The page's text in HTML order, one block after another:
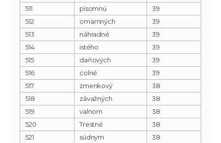
511
písomnú
39
512
omamných
39
513
náhradné
39
514
istého
39
515
daňových
39
516
colné
39
517
zmenkový
38
518
závažných
38
519
valnom
38
520
Trestné
38
521
súdnym
38